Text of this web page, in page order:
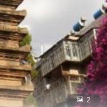
 2